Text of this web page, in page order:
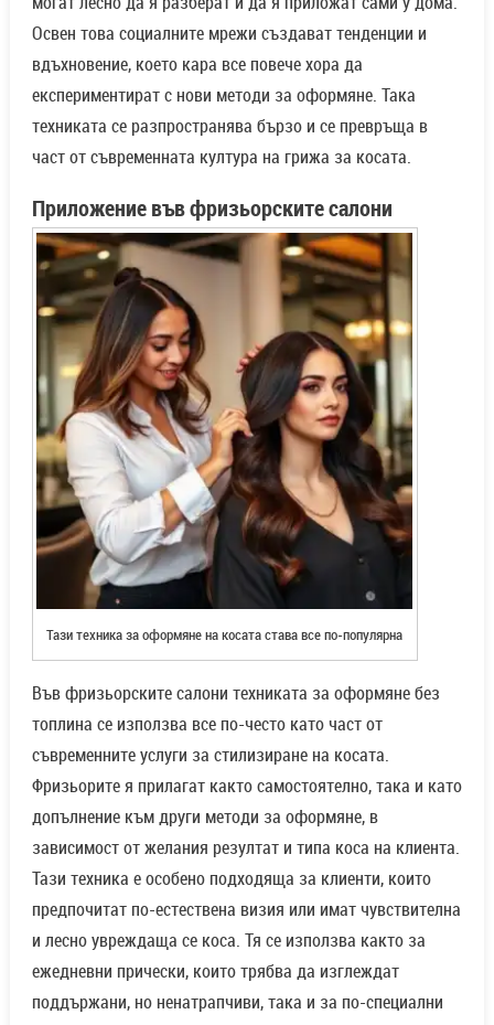
Освен това социалните мрежи създават тенденции и
вдъхновение, което кара все повече хора да
експериментират с нови методи за оформяне. Така
техниката се разпространява бързо и се превръща в
част от съвременната култура на грижа за косата.
Приложение във фризьорските салони
Тази техника за оформяне на косата става все по-популярна
Във фризьорските салони техниката за оформяне без
топлина се използва все по-често като част от
съвременните услуги за стилизиране на косата.
Фризьорите я прилагат както самостоятелно, така и като
допълнение към други методи за оформяне, в
зависимост от желания резултат и типа коса на клиента.
Тази техника е особено подходяща за клиенти, които
предпочитат по-естествена визия или имат чувствителна
и лесно увреждаща се коса. Тя се използва както за
ежедневни прически, които трябва да изглеждат
поддържани, но ненатрапчиви, така и за по-специални